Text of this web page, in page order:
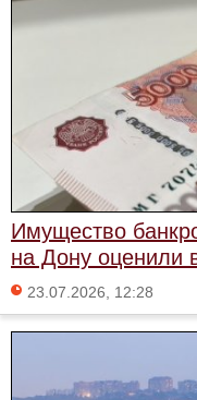
Имущество
на Дону оценили
23.07.2026, 12:28